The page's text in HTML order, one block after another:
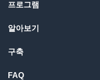
프로그램
알아보기
구축
FAQ